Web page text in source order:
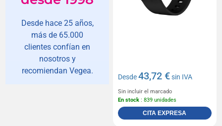
Desde hace 25 años,
más de 65.000
clientes confían en
nosotros y
recomiendan Vegea.
Desde43,72 €sin IVA
Sin incluir el marcado
En stock : 839 unidades
CITA EXPRESA